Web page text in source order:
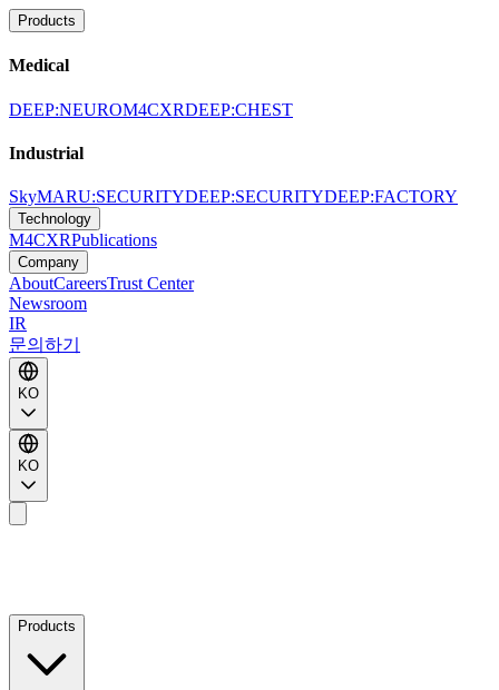
Products
Medical
DEEP:NEUROM4CXRDEEP:CHEST
Industrial
SkyMARU:SECURITYDEEP:SECURITYDEEP:FACTORY
Technology
M4CXRPublications
Company
AboutCareersTrust Center
Newsroom
IR
문의하기
KO
KO
Products